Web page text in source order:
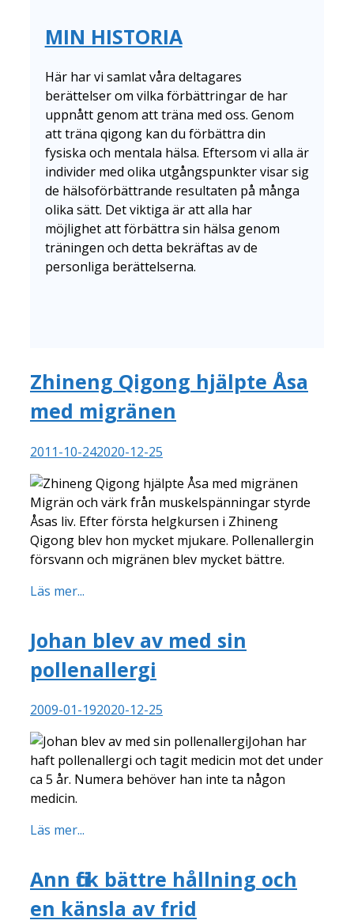
MIN HISTORIA
Här har vi samlat våra deltagares
berättelser om vilka förbättringar de har
uppnått genom att träna med oss. Genom
att träna qigong kan du förbättra din
fysiska och mentala hälsa. Eftersom vi alla är
individer med olika utgångspunkter visar sig
de hälsoförbättrande resultaten på många
olika sätt. Det viktiga är att alla har
möjlighet att förbättra sin hälsa genom
träningen och detta bekräftas av de
personliga berättelserna.
Zhineng Qigong hjälpte Åsa
med migränen
2011-10-242020-12-25
Migrän och värk från muskelspänningar styrde
Åsas liv. Efter första helgkursen i Zhineng
Qigong blev hon mycket mjukare. Pollenallergin
försvann och migränen blev mycket bättre.
Läs mer...
Johan blev av med sin
pollenallergi
2009-01-192020-12-25
Johan har
haft pollenallergi och tagit medicin mot det under
ca 5 år. Numera behöver han inte ta någon
medicin.
Läs mer...
Ann fick bättre hållning och
en känsla av frid